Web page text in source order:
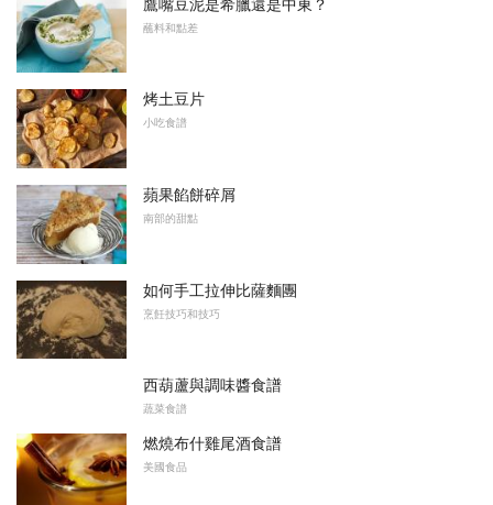
鷹嘴豆泥是希臘還是中東？
蘸料和點差
烤土豆片
小吃食譜
蘋果餡餅碎屑
南部的甜點
如何手工拉伸比薩麵團
烹飪技巧和技巧
西葫蘆與調味醬食譜
蔬菜食譜
燃燒布什雞尾酒食譜
美國食品